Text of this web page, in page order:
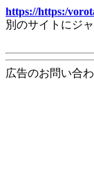
https://https:/
別のサイトにジ
広告のお問い合